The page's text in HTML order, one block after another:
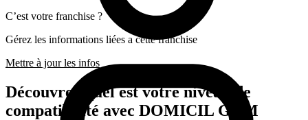
C’est votre franchise ?
Gérez les informations liées a cette franchise
Mettre à jour les infos
Découvrez quel est votre niveau de
compatibilité avec DOMICIL GYM